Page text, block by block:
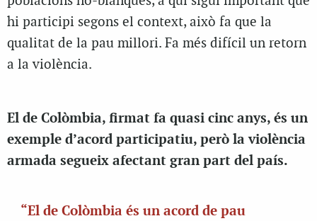
hi participi segons el context, això fa que la
qualitat de la pau millori. Fa més difícil un retorn
a la violència.
El de Colòmbia, firmat fa quasi cinc anys, és un
exemple d’acord participatiu, però la violència
armada segueix afectant gran part del país.
“El de Colòmbia és un acord de pau